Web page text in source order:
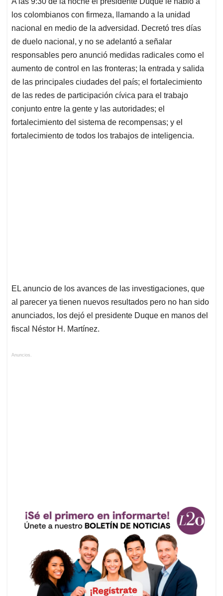
s
A
p
p
b
o
o
k
e
d
I
n
l
a
d
s
los colombianos con firmeza, llamando a la unidad
nacional en medio de la adversidad. Decretó tres días
de duelo nacional, y no se adelantó a señalar
responsables pero anunció medidas radicales como el
aumento de control en las fronteras; la entrada y salida
de las principales ciudades del país; el fortalecimiento
de las redes de participación cívica para el trabajo
conjunto entre la gente y las autoridades; el
fortalecimiento del sistema de recompensas; y el
fortalecimiento de todos los trabajos de inteligencia.
EL anuncio de los avances de las investigaciones, que
al parecer ya tienen nuevos resultados pero no han sido
anunciados, los dejó el presidente Duque en manos del
fiscal Néstor H. Martínez.
Anuncios.